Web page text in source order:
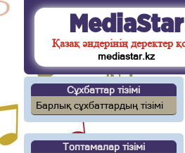
MediaStar
Қазақ әндерінің деректер
mediastar.kz
Сұхбаттар тізімі
Барлық сұхбаттардың тізімі
Топтамалар тізімі